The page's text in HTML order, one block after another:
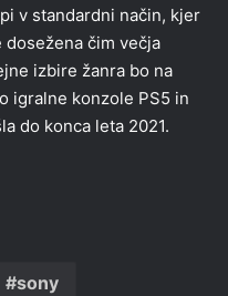
v standardni način, kjer
dosežena čim večja
izbire žanra bo na
igralne konzole PS5 in
do konca leta 2021.
sony